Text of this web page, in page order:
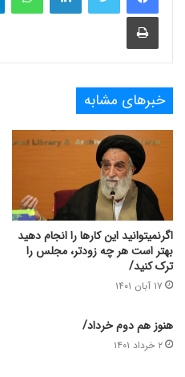
چاپ
خبرهای مشابه
اگرنمیتوانید این کارها را انجام دهید
بهتر است هر چه زودتر، مجلس را
ترک کنید/
۱۷ آبان ۱۴۰۱
هنوز هم دوم خرداد/
۲ خرداد ۱۴۰۱